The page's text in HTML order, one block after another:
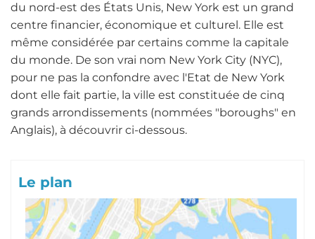
du nord-est des États Unis, New York est un grand
centre financier, économique et culturel. Elle est
même considérée par certains comme la capitale
du monde. De son vrai nom New York City (NYC),
pour ne pas la confondre avec l'Etat de New York
dont elle fait partie, la ville est constituée de cinq
grands arrondissements (nommées "boroughs" en
Anglais), à découvrir ci-dessous.
Le plan